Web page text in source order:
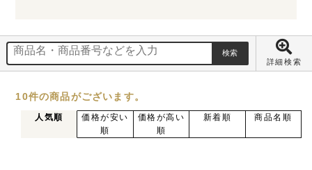
詳細検索
10件の商品がございます。
人気順
価格が安い
順
価格が高い
順
新着順 商品名順